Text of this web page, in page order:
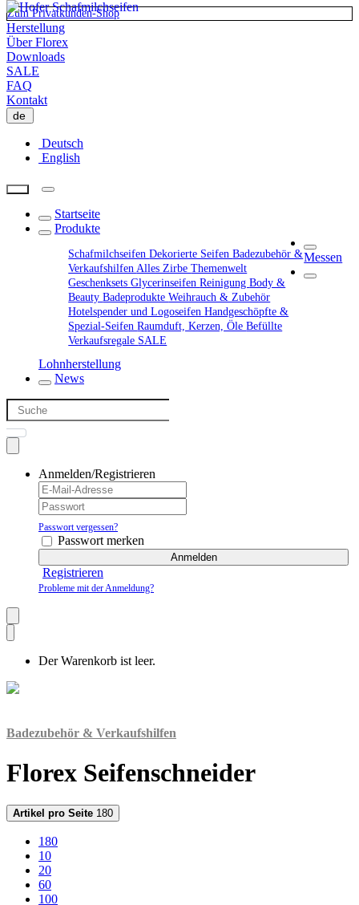
Zum Privatkunden-Shop
Herstellung
Über Florex
Downloads
SALE
FAQ
Kontakt
de
Deutsch
English
Startseite
Produkte
SchafmilchseifenDekorierte SeifenBadezubehör &
Verkaufshilfen Alles ZirbeThemenwelt
GeschenksetsGlycerinseifenReinigungBody &
BeautyBadeprodukteWeihrauch & Zubehör
Hotelspender und LogoseifenHandgeschöpfte &
Spezial-SeifenRaumduft, Kerzen, ÖleBefüllte
Verkaufsregale SALE
Messen
Lohnherstellung
News
Anmelden/Registrieren
Passwort vergessen?
Passwort merken
Anmelden
Registrieren
Probleme mit der Anmeldung?
Der Warenkorb ist leer.
Badezubehör & Verkaufshilfen
Florex Seifenschneider
Artikel pro Seite 180
180
10
20
60
100